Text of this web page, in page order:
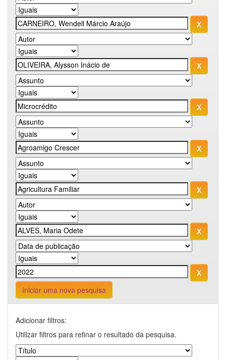
Iniciar uma nova pesquisa
Adicionar filtros:
Utilizar filtros para refinar o resultado da pesquisa.